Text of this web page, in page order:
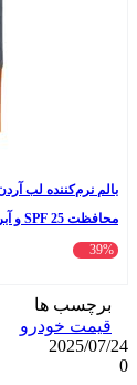
محافظت SPF 25 و آبرسانی قوی
39%
برچسب ها
قیمت خودرو
2025/07/24
0